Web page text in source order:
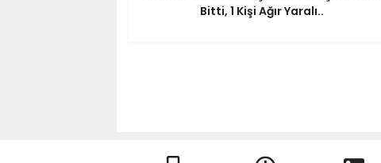
Bitti, 1 Kişi Ağır Yaralı..